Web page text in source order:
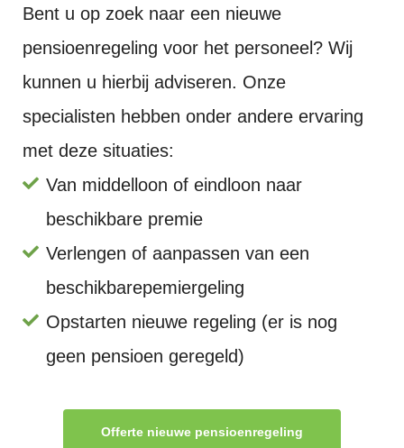
Bent u op zoek naar een nieuwe
pensioenregeling voor het personeel? Wij
kunnen u hierbij adviseren. Onze
specialisten hebben onder andere ervaring
met deze situaties:
Van middelloon of eindloon naar
beschikbare premie
Verlengen of aanpassen van een
beschikbarepemiergeling
Opstarten nieuwe regeling (er is nog
geen pensioen geregeld)
Offerte nieuwe pensioenregeling